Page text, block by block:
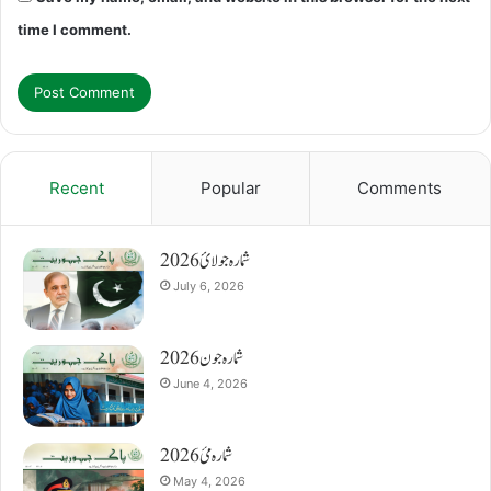
time I comment.
Recent Popular Comments
شمارہ جولائ 2026
July 6, 2026
شمارہ جون 2026
June 4, 2026
شمارہ مئ 2026
May 4, 2026